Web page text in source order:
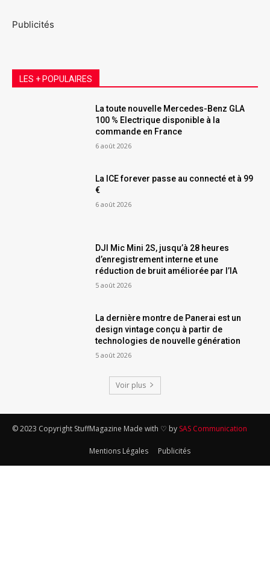
Publicités
LES + POPULAIRES
La toute nouvelle Mercedes-Benz GLA
100 % Electrique disponible à la
commande en France
6 août 2026
La ICE forever passe au connecté et à 99
€
6 août 2026
DJI Mic Mini 2S, jusqu’à 28 heures
d’enregistrement interne et une
réduction de bruit améliorée par l’IA
5 août 2026
La dernière montre de Panerai est un
design vintage conçu à partir de
technologies de nouvelle génération
5 août 2026
Voir plus
© 2023 Copyright StuffMagazine Made with ♡ by SAS Communication
Mentions Légales Publicités